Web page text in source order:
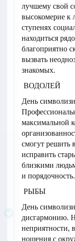
лучшему свой
высокомерие к
ступенях
находиться
благоприятно
вызвать
знакомых.
ВОДОЛЕЙ
День
максимальной
смогут решить
исправить
близкими
и порядочность.
РЫБЫ
День
дисгармонию.
неприятности,
ношения с